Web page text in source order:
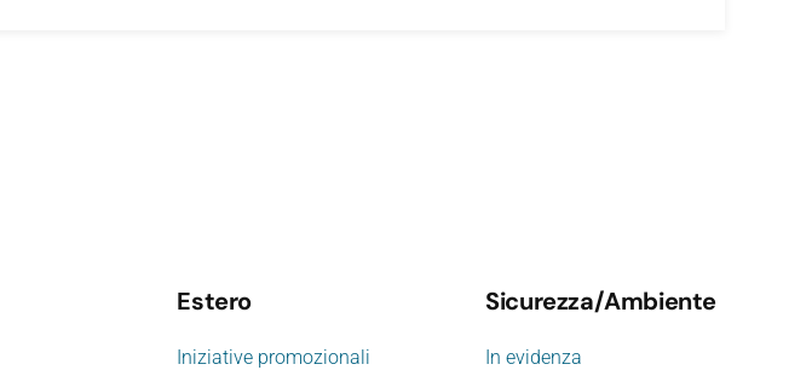
Estero
Iniziative promozionali
Sicurezza/Ambiente
In evidenza